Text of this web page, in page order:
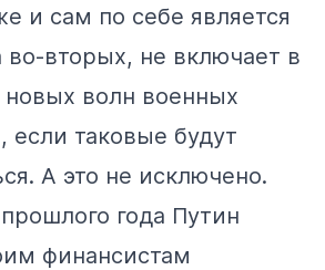
и сам по себе является
вторых, не включает в
новых волн военных
если таковые будут
А это не исключено.
года Путин
финансистам